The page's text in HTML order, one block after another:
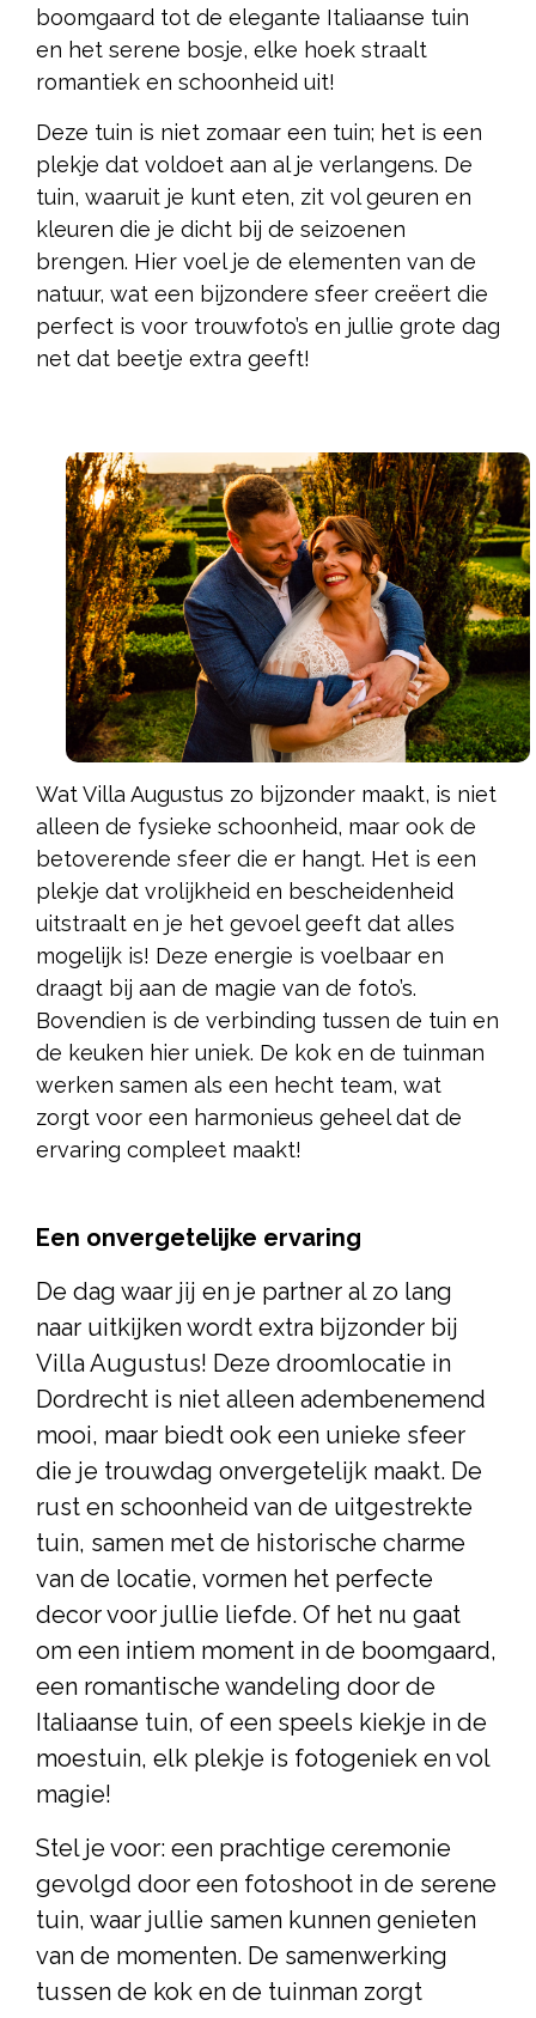
boomgaard tot de elegante Italiaanse tuin
en het serene bosje, elke hoek straalt
romantiek en schoonheid uit!
Deze tuin is niet zomaar een tuin; het is een
plekje dat voldoet aan al je verlangens. De
tuin, waaruit je kunt eten, zit vol geuren en
kleuren die je dicht bij de seizoenen
brengen. Hier voel je de elementen van de
natuur, wat een bijzondere sfeer creëert die
perfect is voor trouwfoto’s en jullie grote dag
net dat beetje extra geeft!
Wat Villa Augustus zo bijzonder maakt, is niet
alleen de fysieke schoonheid, maar ook de
betoverende sfeer die er hangt. Het is een
plekje dat vrolijkheid en bescheidenheid
uitstraalt en je het gevoel geeft dat alles
mogelijk is! Deze energie is voelbaar en
draagt bij aan de magie van de foto’s.
Bovendien is de verbinding tussen de tuin en
de keuken hier uniek. De kok en de tuinman
werken samen als een hecht team, wat
zorgt voor een harmonieus geheel dat de
ervaring compleet maakt!
Een onvergetelijke ervaring
De dag waar jij en je partner al zo lang
naar uitkijken wordt extra bijzonder bij
Villa Augustus! Deze droomlocatie in
Dordrecht is niet alleen adembenemend
mooi, maar biedt ook een unieke sfeer
die je trouwdag onvergetelijk maakt. De
rust en schoonheid van de uitgestrekte
tuin, samen met de historische charme
van de locatie, vormen het perfecte
decor voor jullie liefde. Of het nu gaat
om een intiem moment in de boomgaard,
een romantische wandeling door de
Italiaanse tuin, of een speels kiekje in de
moestuin, elk plekje is fotogeniek en vol
magie!
Stel je voor: een prachtige ceremonie
gevolgd door een fotoshoot in de serene
tuin, waar jullie samen kunnen genieten
van de momenten. De samenwerking
tussen de kok en de tuinman zorgt